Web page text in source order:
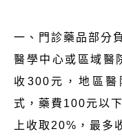
一、門診藥品部分
醫學中心或區域醫
收300元，地區
式，藥費100元以
上收取20%，最多